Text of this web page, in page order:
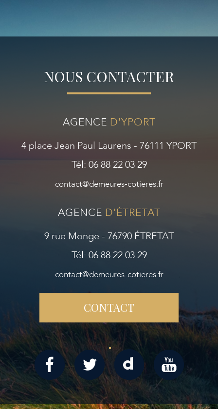
NOUS CONTACTER
AGENCE D'YPORT
4 place Jean Paul Laurens - 76111 YPORT
Tél: 06 88 22 03 29
contact@demeures-cotieres.fr
AGENCE D'ÉTRETAT
9 rue Monge - 76790 ÉTRETAT
Tél: 06 88 22 03 29
contact@demeures-cotieres.fr
CONTACT